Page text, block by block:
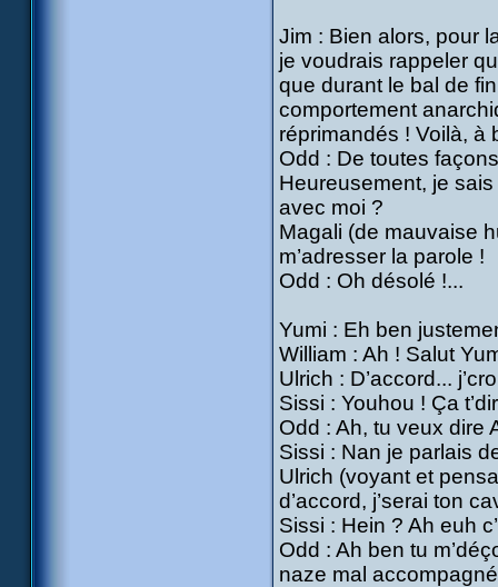
Jim : Bien alors, pour
je voudrais rappeler
que durant le bal de
comportement
réprimandés ! Voilà, à
Odd : De toutes
Heureusement, je sais
avec moi ?
Magali (de mauvaise
m’adresser la parole !
Odd : Oh désolé !...
Yumi : Eh ben
William : Ah ! Salut
Ulrich : D’accord...
Sissi : Youhou ! Ça
Odd : Ah, tu veux dire
Sissi : Nan je parlais
Ulrich (voyant et
d’accord, j’serai ton
Sissi : Hein ? Ah euh
Odd : Ah ben tu
naze mal